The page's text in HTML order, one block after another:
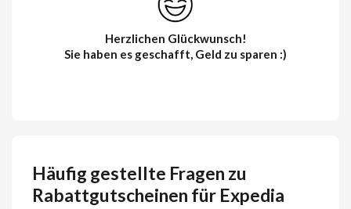
Herzlichen Glückwunsch!
Sie haben es geschafft, Geld zu sparen :)
Häufig gestellte Fragen zu
Rabattgutscheinen für Expedia